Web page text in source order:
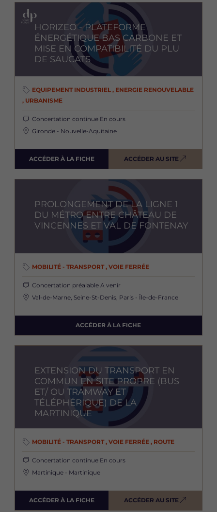
Image
HORIZEO - PLATEFORME
ÉNERGÉTIQUE BAS CARBONE ET
MISE EN COMPATIBILITÉ DU PLU
DE SAUCATS
EQUIPEMENT INDUSTRIEL , ENERGIE RENOUVELABLE
, URBANISME
Concertation continue En cours
Gironde - Nouvelle-Aquitaine
ACCÉDER À LA FICHE ACCÉDER AU SITE
PROLONGEMENT DE LA LIGNE 1
DU MÉTRO ENTRE CHÂTEAU DE
VINCENNES ET VAL DE FONTENAY
MOBILITÉ - TRANSPORT , VOIE FERRÉE
Concertation préalable A venir
Val-de-Marne, Seine-St-Denis, Paris - Île-de-France
ACCÉDER À LA FICHE
EXTENSION DU TRANSPORT EN
COMMUN EN SITE PROPRE (BUS
ET/ OU TRAMWAY ET
TÉLÉPHÉRIQUE) DE LA
MARTINIQUE
MOBILITÉ - TRANSPORT , VOIE FERRÉE , ROUTE
Concertation continue En cours
Martinique - Martinique
ACCÉDER À LA FICHE ACCÉDER AU SITE